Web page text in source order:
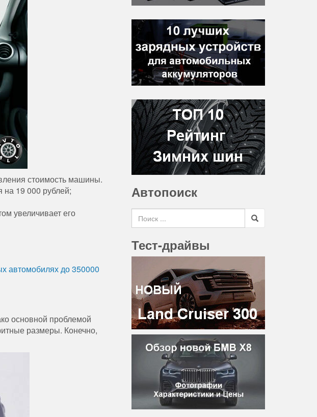
стоимость машины.
на 19 000 рублей;
увеличивает его
автомобилях до 350000
основной проблемой
размеры. Конечно,
Автопоиск
Search for
Тест-драйвы